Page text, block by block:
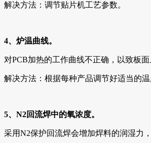
解决方法：调节贴片机工艺参数。
4、炉温曲线。
对PCB加热的工作曲线不正确，以致板
解决方法：根据每种产品调节好适当的温
5、N2回流焊中的氧浓度。
采用N2保护回流焊会增加焊料的润湿力